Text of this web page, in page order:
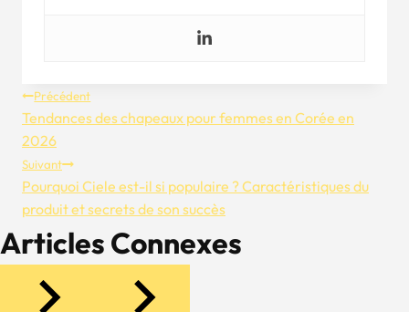
Navigation
De
L’article
Précédent
Tendances des chapeaux pour femmes en Corée en
2026
Suivant
Pourquoi Ciele est-il si populaire ? Caractéristiques du
produit et secrets de son succès
Articles Connexes